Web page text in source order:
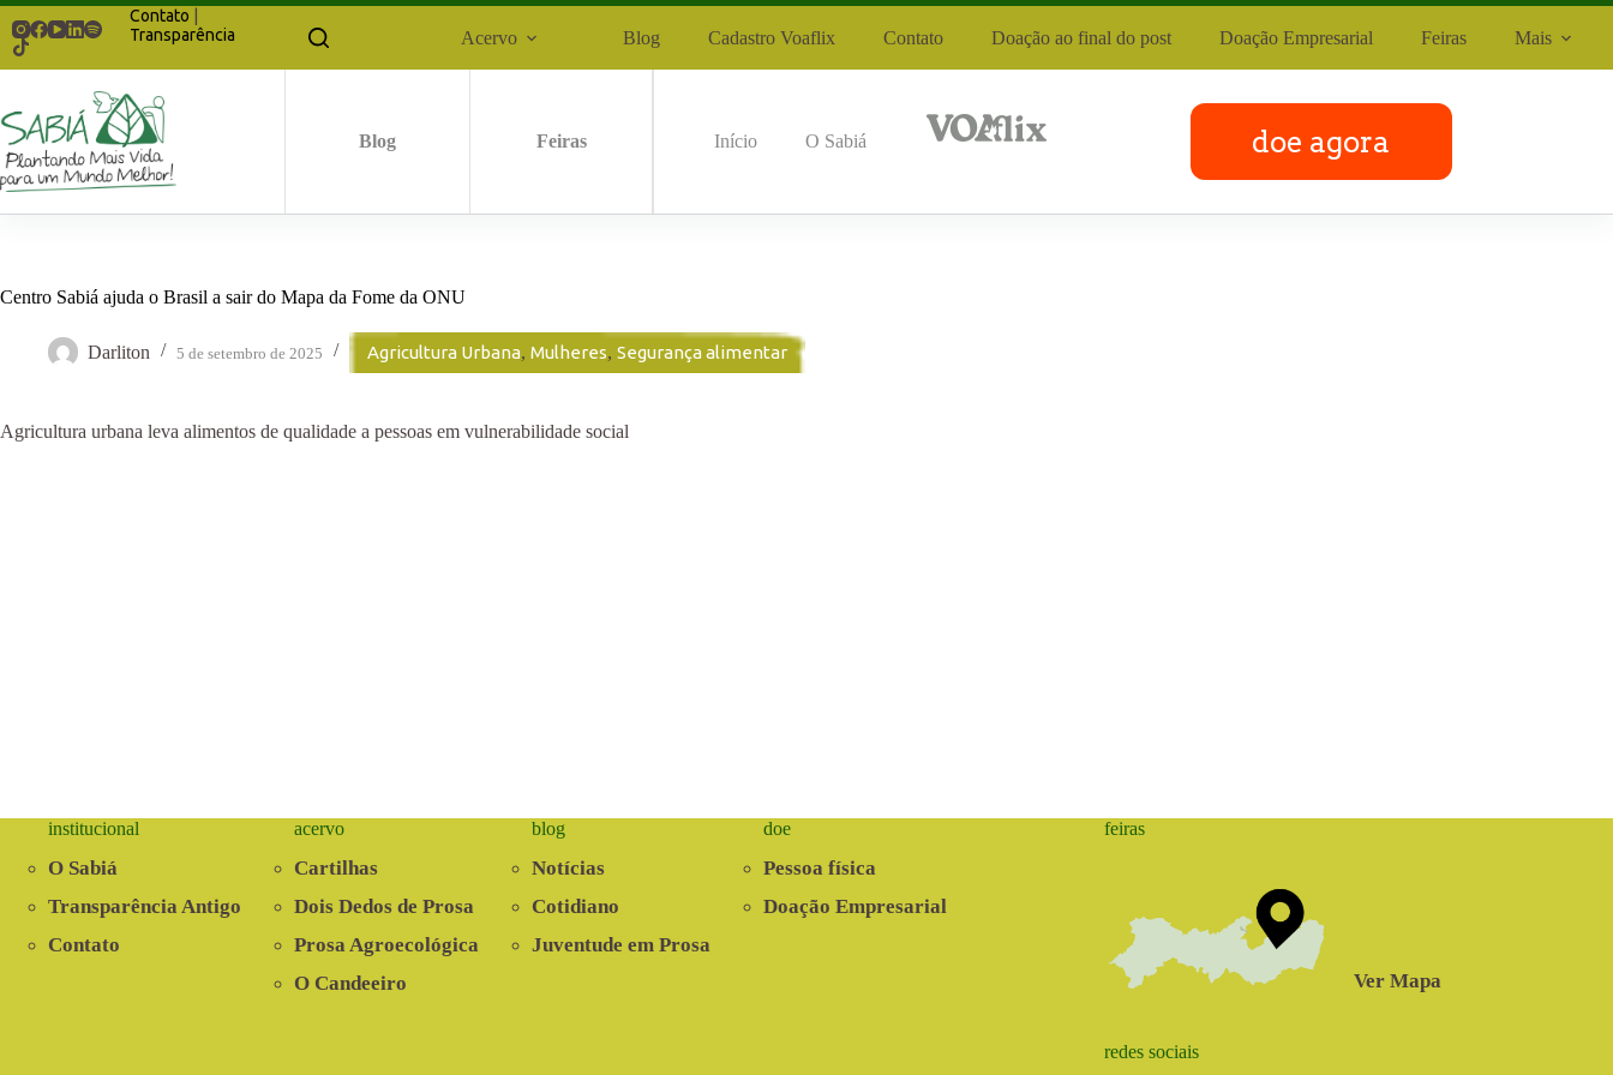
Pular
para
conteúdo
Contato
Transparência
Acervo Blog Cadastro Voaflix Contato Doação ao final do post Doação Empresarial Feiras Mais
Blog Feiras Início O Sabiá doe agora
Centro Sabiá ajuda o Brasil a sair do Mapa da Fome da ONU
Darliton 5 de setembro de 2025 Agricultura Urbana, Mulheres, Segurança alimentar
Agricultura urbana leva alimentos de qualidade a pessoas em vulnerabilidade social
institucional
O Sabiá
Transparência Antigo
Contato
acervo
Cartilhas
Dois Dedos de Prosa
Prosa Agroecológica
O Candeeiro
blog
Notícias
Cotidiano
Juventude em Prosa
doe
Pessoa física
Doação Empresarial
feiras
Ver Mapa
redes sociais